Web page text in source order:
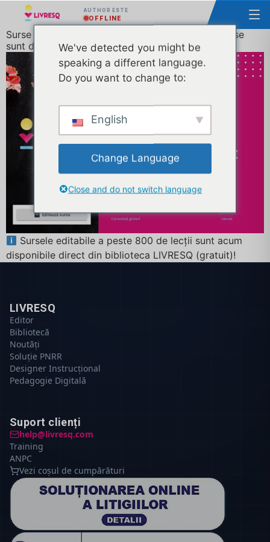
AUTHOR ESTE
OFFLINE
Surse a peste 800 de resurse educationale deschise
sunt disponibile gratuit
Sursele editabile a peste 800 de lecții sunt acum
disponibile direct din biblioteca LIVRESQ (gratuit)!
LIVRESQ
Editor
Bibliotecă
Noutăți
Soluție PNRR
Designer Instrucțional
Pedagogie Digitală
Suport clienți
help@livresq.com
Training
ANPC
Vezi coșul de cumpărături
We've detected you might be
speaking a different language.
Do you want to change to:
English
Change Language
Close and do not switch language